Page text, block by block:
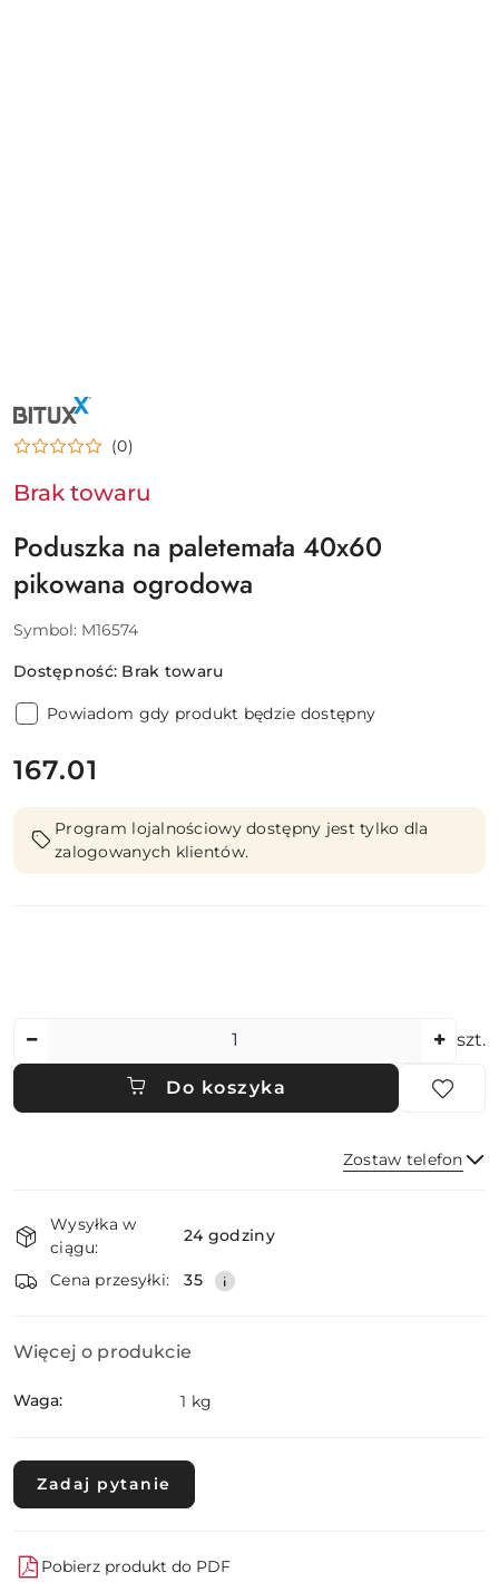
NAZWA
PRODUCENTA:
BITUXX
(0)
Brak towaru
Poduszka na paletemała 40x60
pikowana ogrodowa
Symbol: M16574
Dostępność: Brak towaru
Powiadom gdy produkt będzie dostępny
cena:
167.01
Program lojalnościowy dostępny jest tylko dla
zalogowanych klientów.
szt.
Do koszyka
Zostaw telefon
i
dostawa
Wysyłka w
ciągu:
24 godziny
Cena przesyłki: 35
Więcej o produkcie
Waga: 1 kg
Zadaj pytanie
Pobierz produkt do PDF